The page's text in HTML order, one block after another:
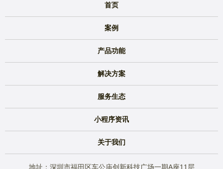
首页
案例
产品功能
解决方案
服务生态
小程序资讯
关于我们
地址：深圳市福田区车公庙创新科技广场一期A座11层